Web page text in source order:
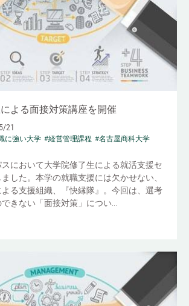
よる面接対策講座を開催
21
に強い大学 #経営管理課程 #名古屋商科大学
において大学院修了生による就活支援セ
した。本学の就職支援には欠かせない、
る支援組織、『快縁隊』。今回は、選考
きない「面接対策」につい...